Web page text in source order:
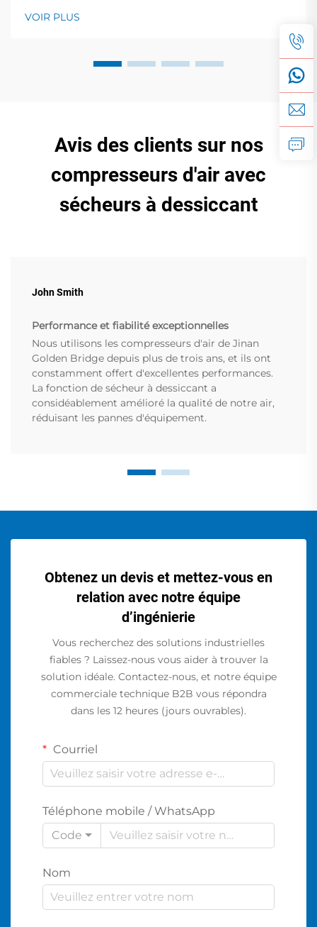
opérations !
VOIR PLUS
Avis des clients sur nos
compresseurs d'air avec
sécheurs à dessiccant
John Smith
Performance et fiabilité exceptionnelles
Nous utilisons les compresseurs d'air de Jinan
Golden Bridge depuis plus de trois ans, et ils ont
constamment offert d'excellentes performances.
La fonction de sécheur à dessiccant a
considéablement amélioré la qualité de notre air,
réduisant les pannes d'équipement.
Obtenez un devis et mettez-vous en
relation avec notre équipe
d’ingénierie
Vous recherchez des solutions industrielles
fiables ? Laissez-nous vous aider à trouver la
solution idéale. Contactez-nous, et notre équipe
commerciale technique B2B vous répondra
dans les 12 heures (jours ouvrables).
Courriel
Téléphone mobile / WhatsApp
Code
Nom